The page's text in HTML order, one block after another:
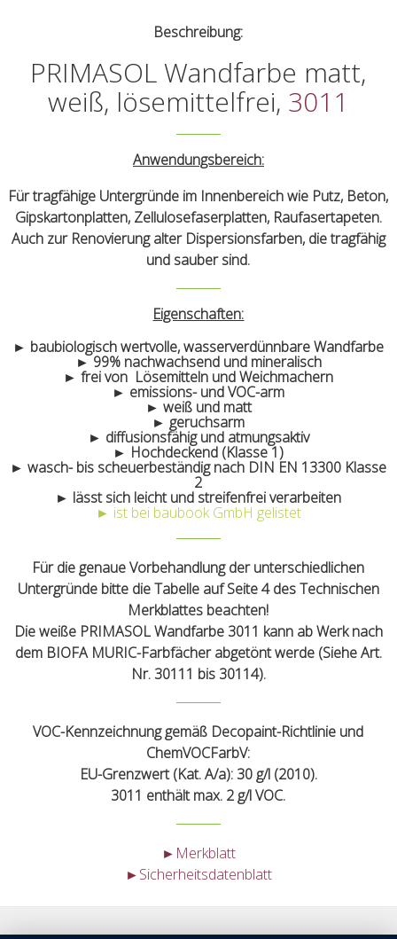
Beschreibung:
PRIMASOL Wandfarbe matt,
weiß, lösemittelfrei, 3011
Anwendungsbereich:
Für tragfähige Untergründe im Innenbereich wie Putz, Beton,
Gipskartonplatten, Zellulosefaserplatten, Raufasertapeten.
Auch zur Renovierung alter Dispersionsfarben, die tragfähig
und sauber sind.
Eigenschaften:
► baubiologisch wertvolle, wasserverdünnbare Wandfarbe
► 99% nachwachsend und mineralisch
► frei von Lösemitteln und Weichmachern
► emissions- und VOC-arm
► weiß und matt
► geruchsarm
► diffusionsfähig und atmungsaktiv
► Hochdeckend (Klasse 1)
► wasch- bis scheuerbeständig nach DIN EN 13300 Klasse
2
► lässt sich leicht und streifenfrei verarbeiten
► ist bei baubook GmbH gelistet
Für die genaue Vorbehandlung der unterschiedlichen
Untergründe bitte die Tabelle auf Seite 4 des Technischen
Merkblattes beachten!
Die weiße PRIMASOL Wandfarbe 3011 kann ab Werk nach
dem BIOFA MURIC-Farbfächer abgetönt werde (Siehe Art.
Nr. 30111 bis 30114).
VOC-Kennzeichnung gemäß Decopaint-Richtlinie und
ChemVOCFarbV:
EU-Grenzwert (Kat. A/a): 30 g/l (2010).
3011 enthält max. 2 g/l VOC.
►Merkblatt
►Sicherheitsdatenblatt